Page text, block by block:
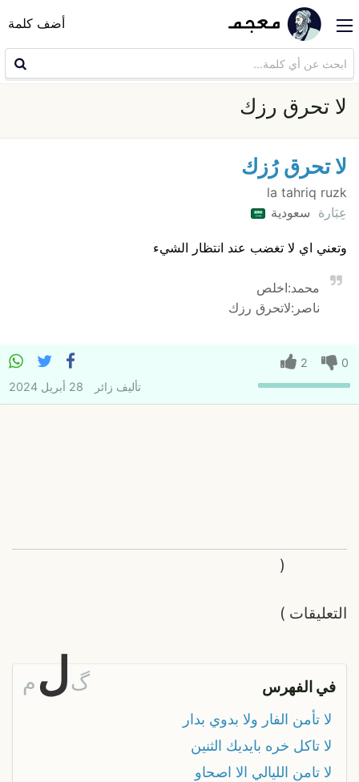
أضف كلمة
لا تحرق رزك
لا تحرق رُزك
la tahriq ruzk
عِبَارة سعودية
وتعني اي لا تغضب عند انتظار الشيء
محمد:اخلص
ناصر:لاتحرق رزك
0
2
تأليف زائر 28 أبريل 2024
التعليقات
(
)
في الفهرس گل م
لا تأمن الفار ولا بدوي بدار
لا تاكل خره بايديك الثنين
لا تامن الليالي الا اصحاو